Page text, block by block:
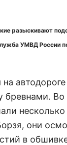
разыскивают
УМВД России
бревнами.
они
в